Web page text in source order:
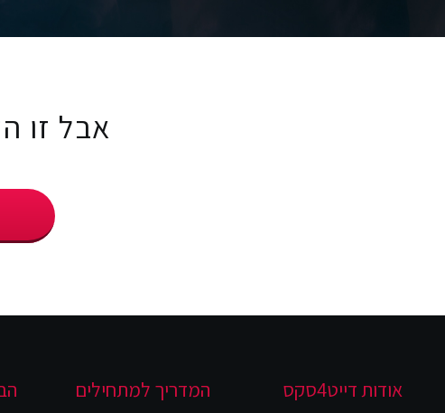
אבל זו
אודות דייט4סקס המדריך למתחילים